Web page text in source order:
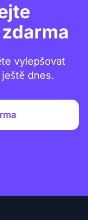
zdarma
vylepšovat
dnes.